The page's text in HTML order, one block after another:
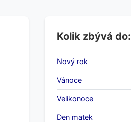
Kolik zbývá do:
Nový rok
Vánoce
Velikonoce
Den matek